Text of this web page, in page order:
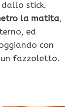
stick.
la matita,
ed
con
un fazzoletto.